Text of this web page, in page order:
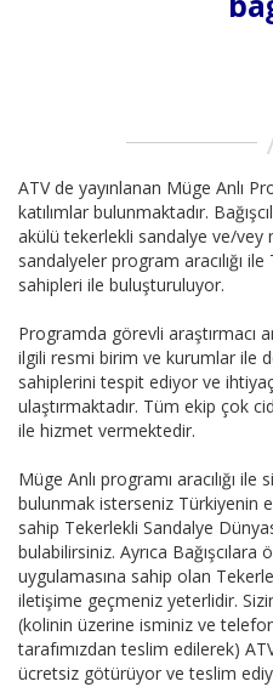
ATV de yayınlanan Müge Anlı
katılımlar bulunmaktadır.
akülü tekerlekli sandalye ve/vey
sandalyeler program aracılığı
sahipleri ile buluşturuluyor.
Programda görevli araştırmacı
ilgili resmi birim ve kurumlar ile
sahiplerini tespit ediyor ve
ulaştırmaktadır. Tüm ekip çok
ile hizmet vermektedir.
Müge Anlı programı aracılığı
bulunmak isterseniz Türkiyenin
sahip Tekerlekli Sandalye
bulabilirsiniz. Ayrıca
uygulamasına sahip olan
iletişime geçmeniz yeterlidir.
(kolinin üzerine isminiz ve
tarafımızdan teslim edilerek)
ücretsiz götürüyor ve teslim